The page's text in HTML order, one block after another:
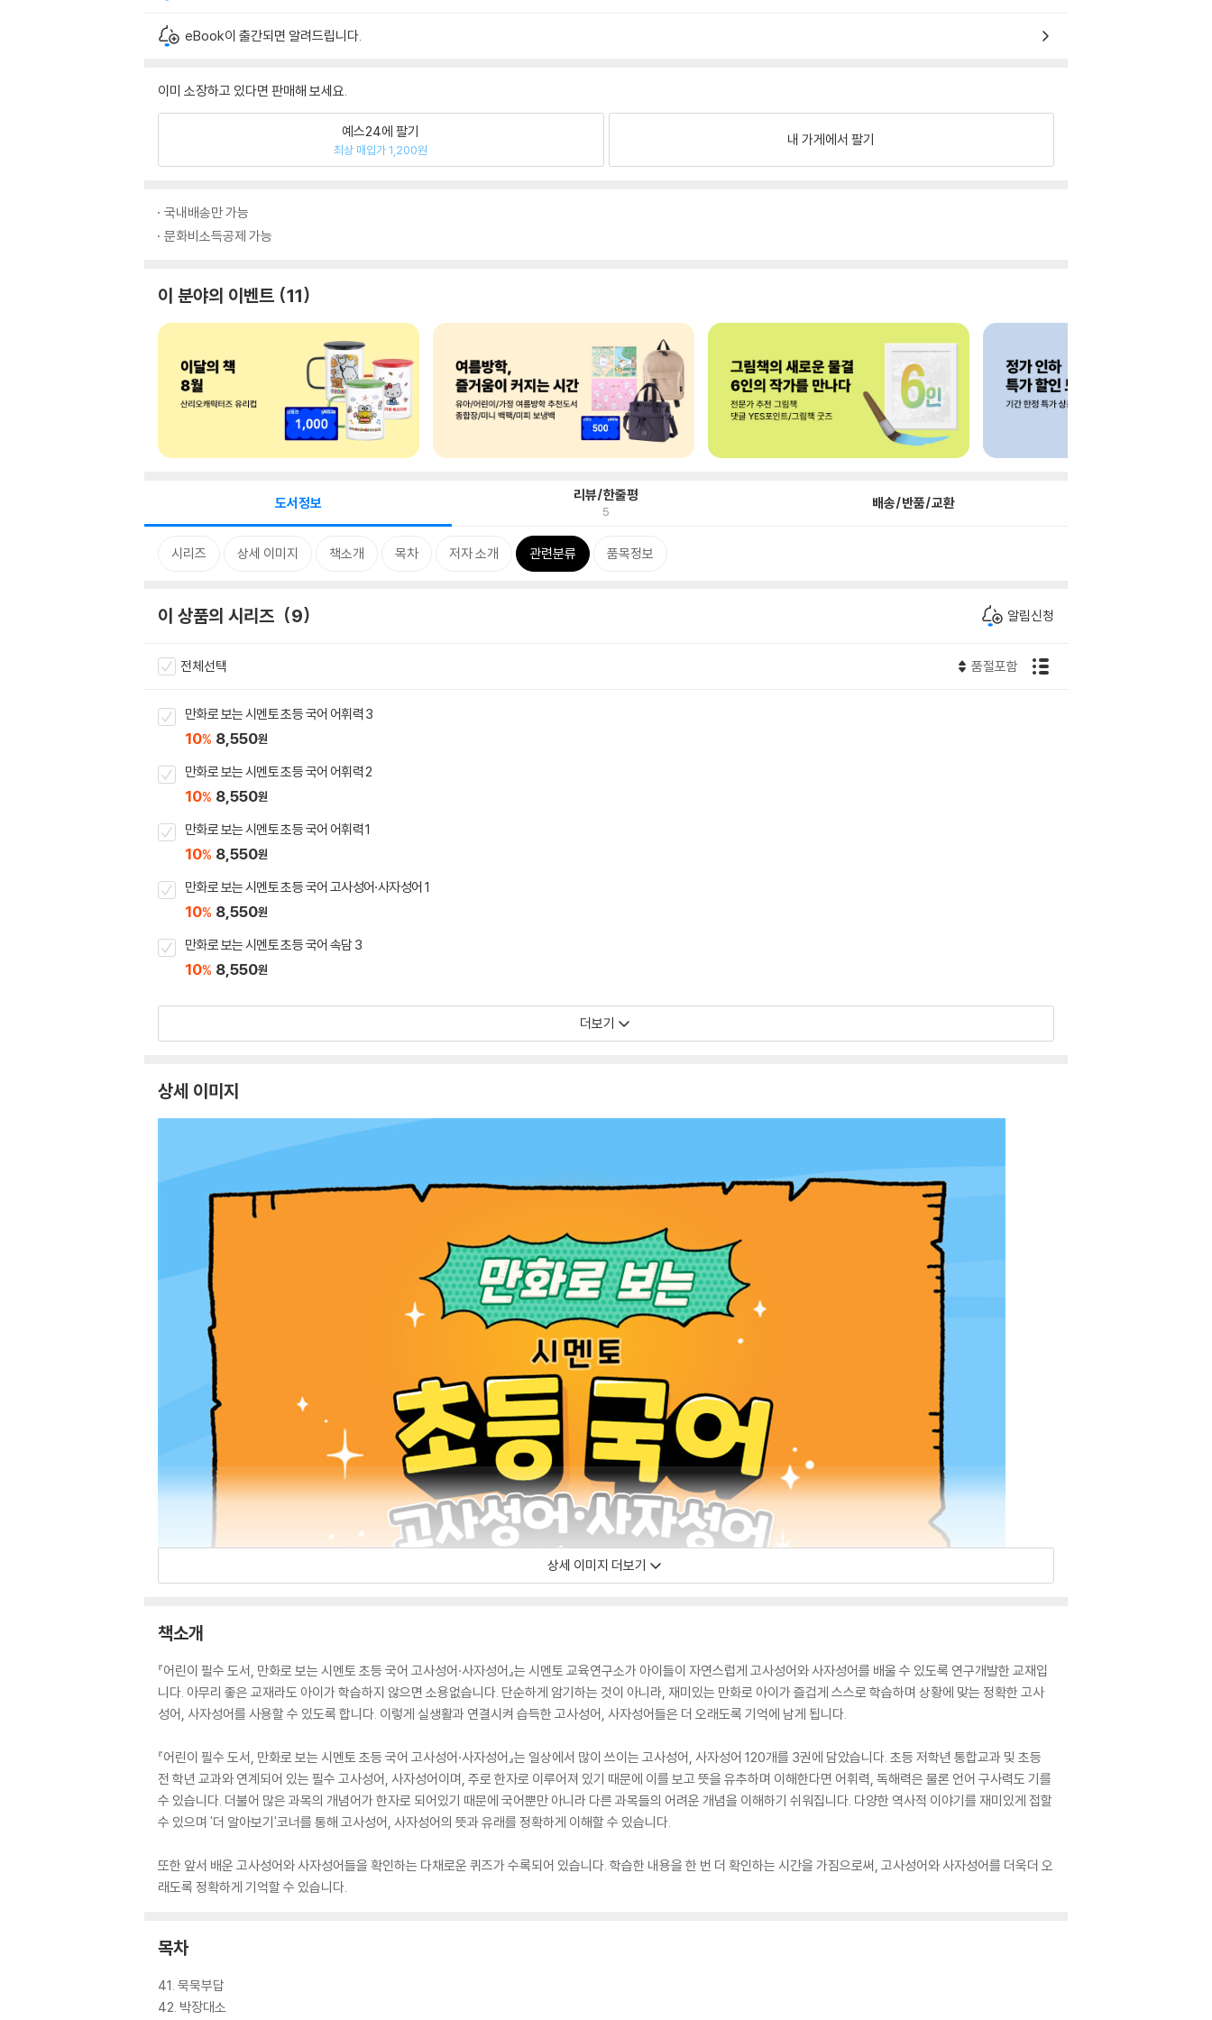
eBook이 출간되면 알려드립니다.
이미 소장하고 있다면 판매해 보세요.
예스24에 팔기
최상 매입가 1,200원
내 가게에서 팔기
국내배송만 가능
문화비소득공제 가능
이 분야의 이벤트 11
도서정보 리뷰/한줄평
5 배송/반품/교환
시리즈 상세 이미지 책소개 목차 저자 소개 관련분류 품목정보
이 상품의 시리즈 9 알림신청
전체선택 품절포함
만화로 보는 시멘토 초등 국어 어휘력 3
10% 8,550원
만화로 보는 시멘토 초등 국어 어휘력 2
10% 8,550원
만화로 보는 시멘토 초등 국어 어휘력 1
10% 8,550원
만화로 보는 시멘토 초등 국어 고사성어·사자성어 1
10% 8,550원
만화로 보는 시멘토 초등 국어 속담 3
10% 8,550원
더보기
상세 이미지
상세 이미지 더보기
책소개
『어린이 필수 도서, 만화로 보는 시멘토 초등 국어 고사성어·사자성어』는 시멘토 교육연구소가 아이들이 자연스럽게 고사성어와 사자성어를 배울 수 있도록 연구개발한 교재입
니다. 아무리 좋은 교재라도 아이가 학습하지 않으면 소용없습니다. 단순하게 암기하는 것이 아니라, 재미있는 만화로 아이가 즐겁게 스스로 학습하며 상황에 맞는 정확한 고사
성어, 사자성어를 사용할 수 있도록 합니다. 이렇게 실생활과 연결시켜 습득한 고사성어, 사자성어들은 더 오래도록 기억에 남게 됩니다.
『어린이 필수 도서, 만화로 보는 시멘토 초등 국어 고사성어·사자성어』는 일상에서 많이 쓰이는 고사성어, 사자성어 120개를 3권에 담았습니다. 초등 저학년 통합교과 및 초등
전 학년 교과와 연계되어 있는 필수 고사성어, 사자성어이며, 주로 한자로 이루어져 있기 때문에 이를 보고 뜻을 유추하며 이해한다면 어휘력, 독해력은 물론 언어 구사력도 기를
수 있습니다. 더불어 많은 과목의 개념어가 한자로 되어있기 때문에 국어뿐만 아니라 다른 과목들의 어려운 개념을 이해하기 쉬워집니다. 다양한 역사적 이야기를 재미있게 접할
수 있으며 '더 알아보기'코너를 통해 고사성어, 사자성어의 뜻과 유래를 정확하게 이해할 수 있습니다.
또한 앞서 배운 고사성어와 사자성어들을 확인하는 다채로운 퀴즈가 수록되어 있습니다. 학습한 내용을 한 번 더 확인하는 시간을 가짐으로써, 고사성어와 사자성어를 더욱더 오
래도록 정확하게 기억할 수 있습니다.
목차
41. 묵묵부답
42. 박장대소